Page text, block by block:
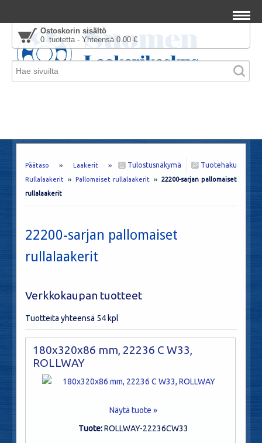
Ostoskorin sisältö
0 tuotetta - Yhteensä 0.00 €
Tuotehaku
Tulostusnäkymä
Päätaso ›› Laakerit ››
Rullalaakerit ››Pallomaiset rullalaakerit ››22200-sarjan pallomaiset
rullalaakerit
22200-sarjan pallomaiset
rullalaakerit
Verkkokaupan tuotteet
Tuotteita yhteensä 54 kpl
180x320x86 mm, 22236 C W33,
ROLLWAY
Näytä tuote »
Tuote:ROLLWAY-22236CW33